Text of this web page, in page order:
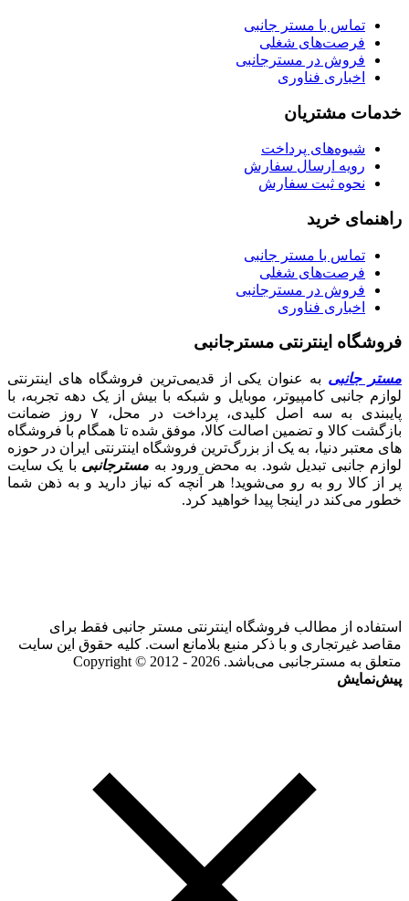
تماس با مستر جانبی
فرصت‌های شغلی
فروش در مسترجانبی
اخباری فناوری
خدمات مشتریان
شیوه‌های پرداخت
رویه ارسال سفارش
نحوه ثبت سفارش
راهنمای خرید
تماس با مستر جانبی
فرصت‌های شغلی
فروش در مسترجانبی
اخباری فناوری
فروشگاه اینترنتی مسترجانبی
مستر جانبی به عنوان یکی از قدیمی‌ترین فروشگاه های اینترنتی
لوازم جانبی کامپیوتر، موبایل و شبکه با بیش از یک دهه تجربه، با
پایبندی به سه اصل کلیدی، پرداخت در محل، ۷ روز ضمانت
بازگشت کالا و تضمین اصالت کالا، موفق شده تا همگام با فروشگاه‌
های معتبر دنیا، به یک از بزرگ‌ترین فروشگاه اینترنتی ایران در حوزه
لوازم جانبی تبدیل شود. به محض ورود به مسترجانبی با یک سایت
پر از کالا رو به رو می‌شوید! هر آنچه که نیاز دارید و به ذهن شما
خطور می‌کند در اینجا پیدا خواهید کرد.
استفاده از مطالب فروشگاه اینترنتی مستر جانبی فقط برای
مقاصد غیرتجاری و با ذکر منبع بلامانع است. کلیه حقوق این سایت
متعلق به مسترجانبی می‌باشد. Copyright © 2012 - 2026
پیش‌نمایش